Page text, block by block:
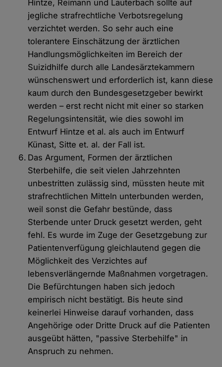
Hintze, Reimann und Lauterbach sollte auf
jegliche strafrechtliche Verbotsregelung
verzichtet werden. So sehr auch eine
tolerantere Einschätzung der ärztlichen
Handlungsmöglichkeiten im Bereich der
Suizidhilfe durch alle Landesärztekammern
wünschenswert und erforderlich ist, kann diese
kaum durch den Bundesgesetzgeber bewirkt
werden – erst recht nicht mit einer so starken
Regelungsintensität, wie dies sowohl im
Entwurf Hintze et al. als auch im Entwurf
Künast, Sitte et. al. der Fall ist.
Das Argument, Formen der ärztlichen
Sterbehilfe, die seit vielen Jahrzehnten
unbestritten zulässig sind, müssten heute mit
strafrechtlichen Mitteln unterbunden werden,
weil sonst die Gefahr bestünde, dass
Sterbende unter Druck gesetzt werden, geht
fehl. Es wurde im Zuge der Gesetzgebung zur
Patientenverfügung gleichlautend gegen die
Möglichkeit des Verzichtes auf
lebensverlängernde Maßnahmen vorgetragen.
Die Befürchtungen haben sich jedoch
empirisch nicht bestätigt. Bis heute sind
keinerlei Hinweise darauf vorhanden, dass
Angehörige oder Dritte Druck auf die Patienten
ausgeübt hätten, "passive Sterbehilfe" in
Anspruch zu nehmen.
Cookies